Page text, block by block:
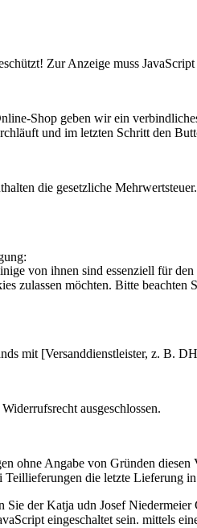
Zur Anzeige muss JavaScript
Shop geben wir ein
und im letzten Schritt den
die gesetzliche
mit [Versanddienstleister, z. B.
ausgeschlossen.
ohne Angabe von Gründen
die letzte Lieferung
Sie der Katja udn Josef
eingeschaltet sein. mittels
von ihnen sind essenziell für
zulassen möchten. Bitte